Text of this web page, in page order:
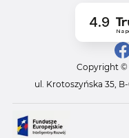
4.9
Na
Copyright ©
ul. Krotoszyńska 35,